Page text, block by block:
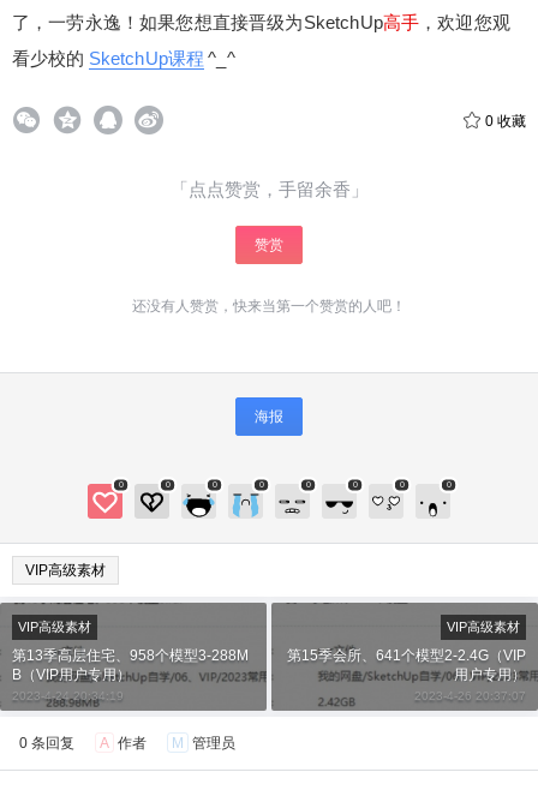
了，一劳永逸！如果您想直接晋级为SketchUp高手 ，欢迎您观
看少校的 SketchUp课程 ^_^
0 收藏
「点点赞赏，手留余香」
赞赏
还没有人赞赏，快来当第一个赞赏的人吧！
海报
0 0 0 0 0 0 0 0
VIP高级素材
¥
VIP高级素材
第13季高层住宅、958个模型3-288M
B（VIP用户专用）
2023-4-24 20:34:19
VIP高级素材
第15季会所、641个模型2-2.4G（VIP
用户专用）
2023-4-26 20:37:07
0 条回复 A 作者 M 管理员
您没有权限发布内容，请购买会员或者提升权
限。
6位以上